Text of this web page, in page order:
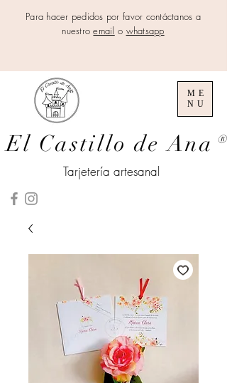
Para hacer pedidos por favor contáctanos a
nuestroemail o whatsapp
El Castillo de Ana ®
ME
NU
Tarjetería artesanal